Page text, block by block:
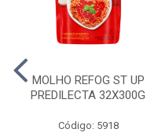
MOLHO REFOG ST UP
PREDILECTA 32X300G
Código: 5918